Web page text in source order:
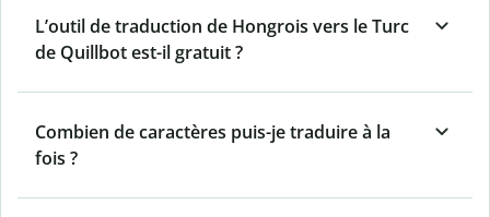
L’outil de traduction de Hongrois vers le Turc
de Quillbot est-il gratuit ?
Combien de caractères puis-je traduire à la
fois ?